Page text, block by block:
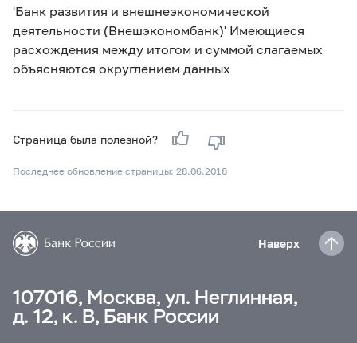
'Банк развития и внешнеэкономической
деятельности (Внешэкономбанк)' Имеющиеся
расхождения между итогом и суммой слагаемых
объясняются округлением данных
Страница была полезной?
Последнее обновление страницы: 28.06.2018
Наверх
107016, Москва, ул. Неглинная,
д. 12, к. В, Банк России